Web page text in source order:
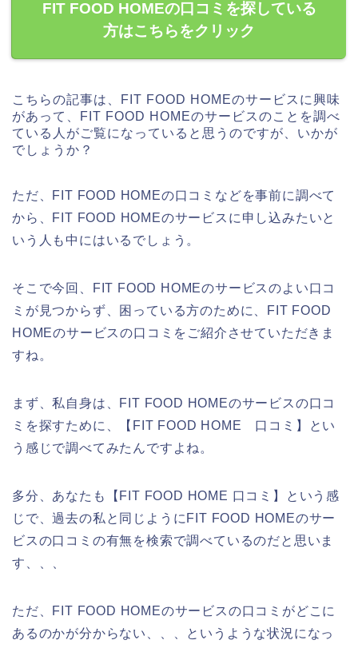
FIT FOOD HOMEの口コミを探している
方はこちらをクリック
こちらの記事は、FIT FOOD HOMEのサービスに興味
があって、FIT FOOD HOMEのサービスのことを調べ
ている人がご覧になっていると思うのですが、いかが
でしょうか？
ただ、FIT FOOD HOMEの口コミなどを事前に調べて
から、FIT FOOD HOMEのサービスに申し込みたいと
いう人も中にはいるでしょう。
そこで今回、FIT FOOD HOMEのサービスのよい口コ
ミが見つからず、困っている方のために、FIT FOOD
HOMEのサービスの口コミをご紹介させていただきま
すね。
まず、私自身は、FIT FOOD HOMEのサービスの口コ
ミを探すために、【FIT FOOD HOME 口コミ】とい
う感じで調べてみたんですよね。
多分、あなたも【FIT FOOD HOME 口コミ】という感
じで、過去の私と同じようにFIT FOOD HOMEのサー
ビスの口コミの有無を検索で調べているのだと思いま
す、、、
ただ、FIT FOOD HOMEのサービスの口コミがどこに
あるのかが分からない、、、というような状況になっ